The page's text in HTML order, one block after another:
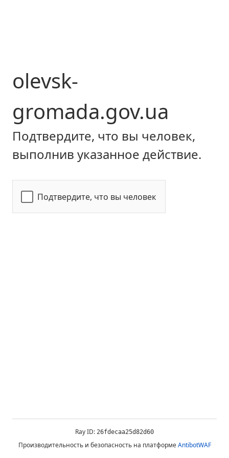
olevsk-
gromada.gov.ua
Подтвердите, что вы человек,
выполнив указанное действие.
Подтвердите, что вы человек
Ray ID: 26fdecaa25d82d60
Производительность и безопасность на платформеAntibotWAF